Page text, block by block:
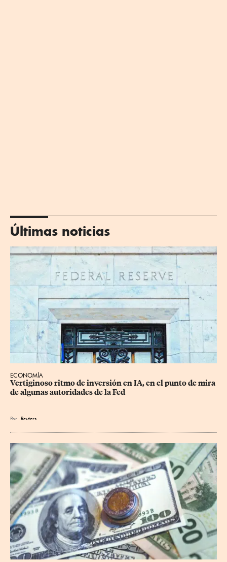
Últimas noticias
ECONOMÍA
Vertiginoso ritmo de inversión en IA, en el punto de mira
de algunas autoridades de la Fed
Por Reuters